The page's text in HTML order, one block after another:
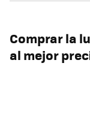
Comprar la
al mejor